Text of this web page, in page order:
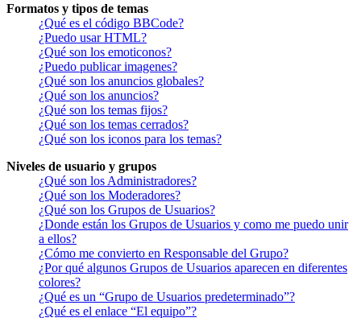
Formatos y tipos de temas
¿Qué es el código BBCode?
¿Puedo usar HTML?
¿Qué son los emoticonos?
¿Puedo publicar imagenes?
¿Qué son los anuncios globales?
¿Qué son los anuncios?
¿Qué son los temas fijos?
¿Qué son los temas cerrados?
¿Qué son los iconos para los temas?
Niveles de usuario y grupos
¿Qué son los Administradores?
¿Qué son los Moderadores?
¿Qué son los Grupos de Usuarios?
¿Donde están los Grupos de Usuarios y como me puedo unir
a ellos?
¿Cómo me convierto en Responsable del Grupo?
¿Por qué algunos Grupos de Usuarios aparecen en diferentes
colores?
¿Qué es un “Grupo de Usuarios predeterminado”?
¿Qué es el enlace “El equipo”?